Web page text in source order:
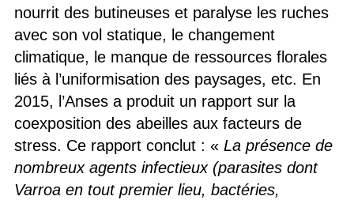
nourrit des butineuses et paralyse les ruches
avec son vol statique, le changement
climatique, le manque de ressources florales
liés à l’uniformisation des paysages, etc. En
2015, l’Anses a produit un rapport sur la
coexposition des abeilles aux facteurs de
stress. Ce rapport conclut : « La présence de
nombreux agents infectieux (parasites dont
Varroa en tout premier lieu, bactéries,